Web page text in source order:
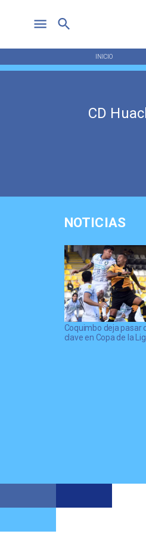
INICIO
CD
NOTICIAS
Coquimbo deja pasar
clave en Copa de la